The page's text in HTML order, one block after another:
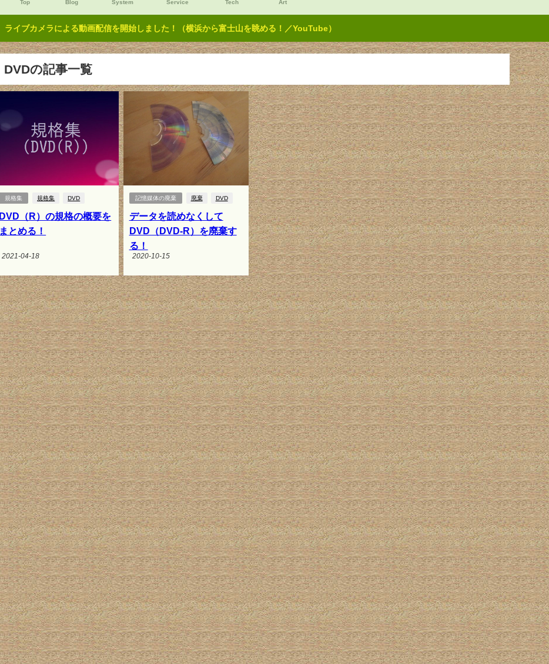
Top Blog System Service Tech Art
ライブカメラによる動画配信を開始しました！（横浜から富士山を眺める！／YouTube）
DVDの記事一覧
規格集 規格集 DVD
DVD（R）の規格の概要を
まとめる！
2021-04-18
記憶媒体の廃棄 廃棄 DVD
データを読めなくして
DVD（DVD-R）を廃棄す
る！
2020-10-15